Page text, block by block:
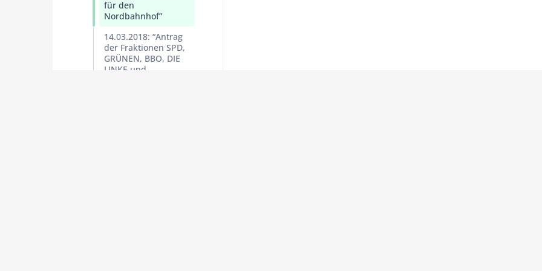
für den
Nordbahnhof”
14.03.2018: “Antrag
der Fraktionen SPD,
GRÜNEN, BBO, DIE
LINKE und